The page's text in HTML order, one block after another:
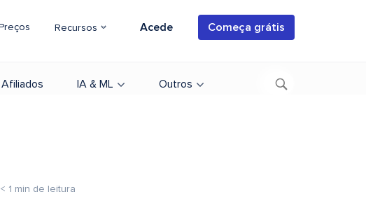
Preços Recursos Acede Começa grátis
Afiliados IA & ML Outros
< 1 min de leitura